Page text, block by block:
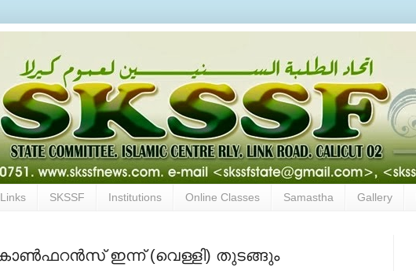
SKSSF Institutions Online Classes Samastha Gallery
ഇന്ന് (വെള്ളി) തുടങ്ങും